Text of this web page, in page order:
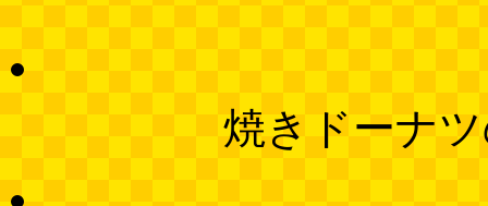
焼きドーナ